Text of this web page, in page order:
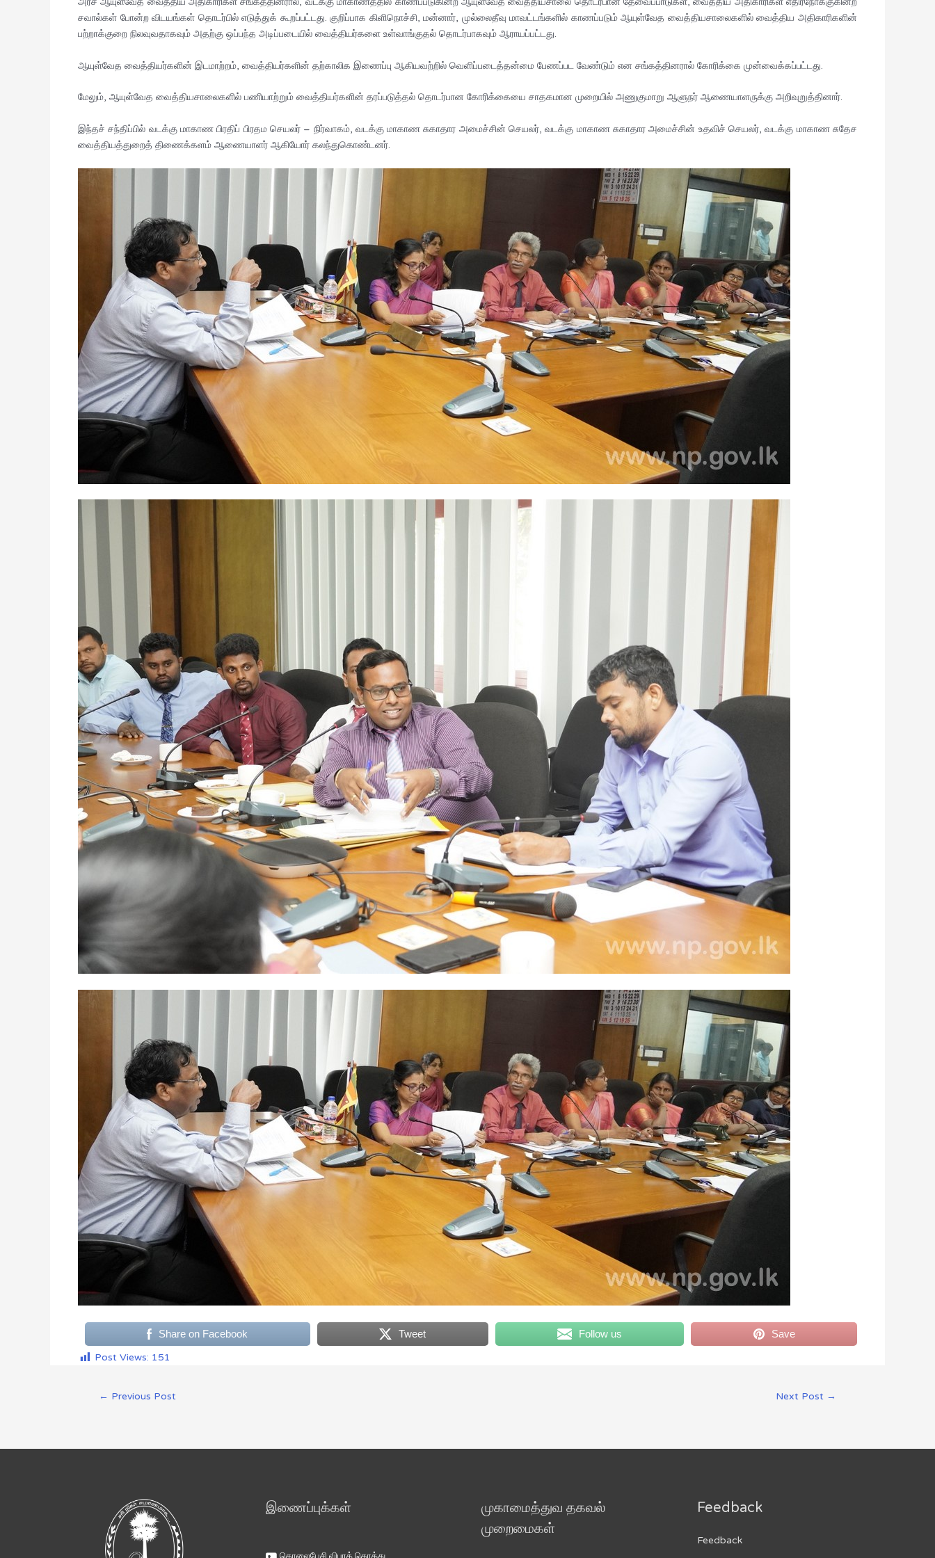
சவால்கள் போன்ற விடயங்கள் தொடர்பில் எடுத்துக் கூறப்பட்டது. குறிப்பாக கிளிநொச்சி, மன்னார், முல்லைதீவு மாவட்டங்களில் காணப்படும் ஆயுள்வேத வைத்தியசாலைகளில் வைத்திய அதிகாரிகளின்
பற்றாக்குறை நிலவுவதாகவும் அதற்கு ஒப்பந்த அடிப்படையில் வைத்தியர்களை உள்வாங்குதல் தொடர்பாகவும் ஆராயப்பட்டது.
ஆயுள்வேத வைத்தியர்களின் இடமாற்றம், வைத்தியர்களின் தற்காலிக இணைப்பு ஆகியவற்றில் வெளிப்படைத்தன்மை பேணப்பட வேண்டும் என சங்கத்தினரால் கோரிக்கை முன்வைக்கப்பட்டது.
மேலும், ஆயுள்வேத வைத்தியசாலைகளில் பணியாற்றும் வைத்தியர்களின் தரப்படுத்தல் தொடர்பான கோரிக்கையை சாதகமான முறையில் அணுகுமாறு ஆளுநர் ஆணையாளருக்கு அறிவுறுத்தினார்.
இந்தச் சந்திப்பில் வடக்கு மாகாண பிரதிப் பிரதம செயலர் – நிர்வாகம், வடக்கு மாகாண சுகாதார அமைச்சின் செயலர், வடக்கு மாகாண சுகாதார அமைச்சின் உதவிச் செயலர், வடக்கு மாகாண சுதேச
வைத்தியத்துறைத் திணைக்களம் ஆணையாளர் ஆகியோர் கலந்துகொண்டனர்.
Share on Facebook Tweet Follow us
Save
Post Views: 151
← Previous Post Next Post →
இணைப்புக்கள்
முகாமைத்துவ தகவல்
முறைமைகள்
Feedback
Feedback